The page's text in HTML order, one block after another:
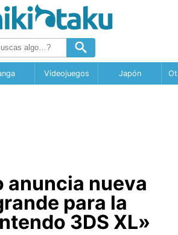
Videojuegos Japón
anuncia nueva
para la
3DS XL»